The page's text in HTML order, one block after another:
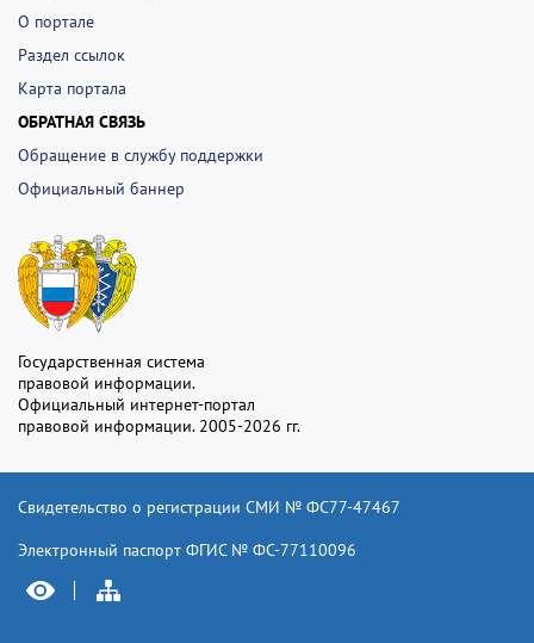
О портале
Раздел ссылок
Карта портала
ОБРАТНАЯ СВЯЗЬ
Обращение в службу поддержки
Официальный баннер
Государственная система
правовой информации.
Официальный интернет-портал
правовой информации. 2005-2026 гг.
Свидетельство о регистрации СМИ № ФС77-47467
Электронный паспорт ФГИС № ФС-77110096